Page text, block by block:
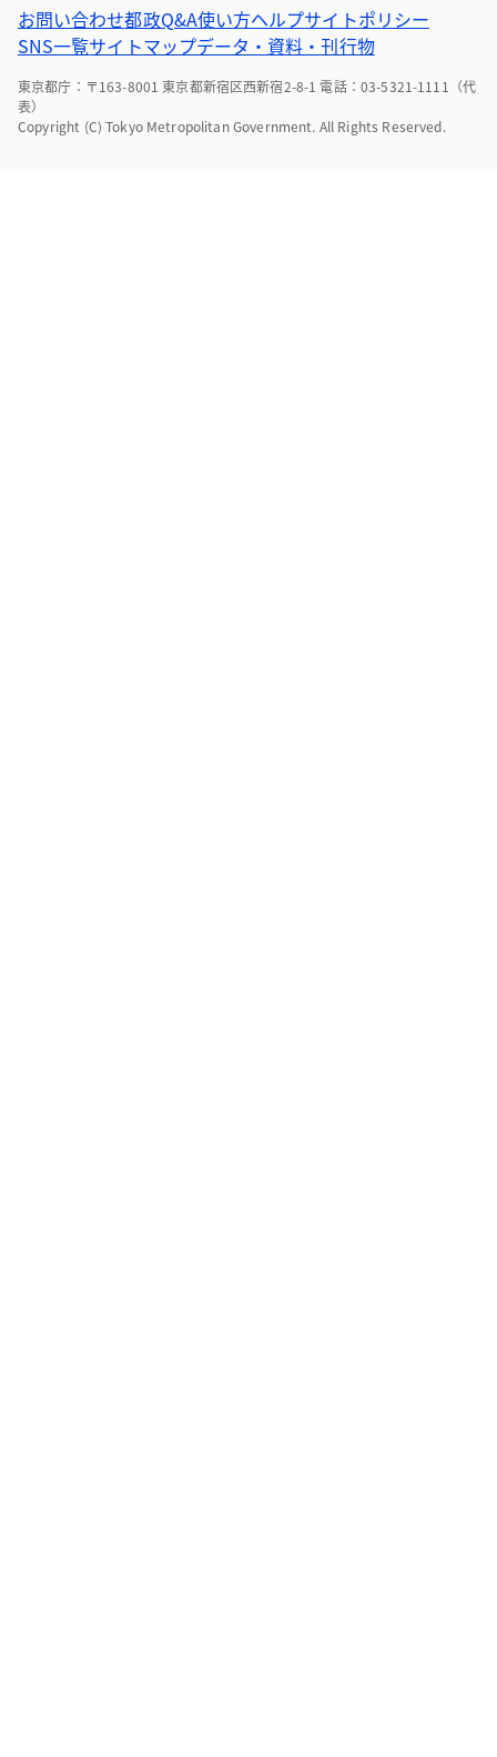
お問い合わせ都政Q&A使い方ヘルプサイトポリシー
SNS一覧サイトマップデータ・資料・刊行物
東京都庁：〒163-8001 東京都新宿区西新宿2-8-1 電話：03-5321-1111（代
表）
Copyright (C) Tokyo Metropolitan Government. All Rights Reserved.